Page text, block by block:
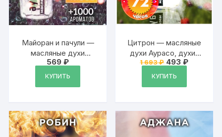
Майоран и пачули —
масляные духи
Аурасо
569₽
КУПИТЬ
Цитрон — масляные
духи Аурасо, духи-
масло, арома масло,
духи женские,
мужские, унисекс,
1 693₽
составляла
493₽Текущая
КУПИТЬ